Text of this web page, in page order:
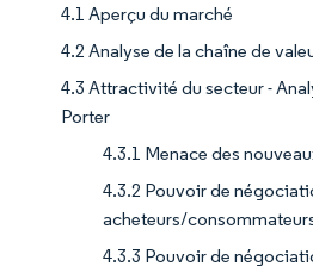
4.1 Aperçu du marché
4.2 Analyse de la chaîne de
4.3 Attractivité du secteur -
Porter
4.3.1 Menace des
4.3.2 Pouvoir de
acheteurs/
4.3.3 Pouvoir de